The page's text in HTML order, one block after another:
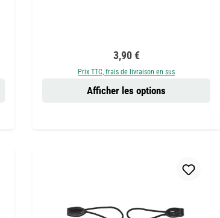
Prix régulier :
3,90 €
Prix TTC, frais de livraison en sus
Afficher les options